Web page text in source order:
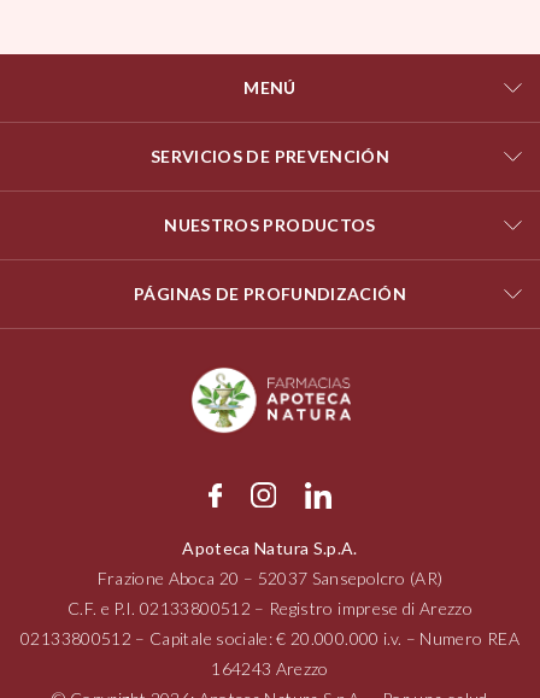
MENÚ
SERVICIOS DE PREVENCIÓN
NUESTROS PRODUCTOS
PÁGINAS DE PROFUNDIZACIÓN
Apoteca Natura S.p.A.
Frazione Aboca 20 – 52037 Sansepolcro (AR)
C.F. e P.I.02133800512 – Registro imprese di Arezzo
02133800512 – Capitale sociale: € 20.000.000 i.v. – Numero REA
164243 Arezzo